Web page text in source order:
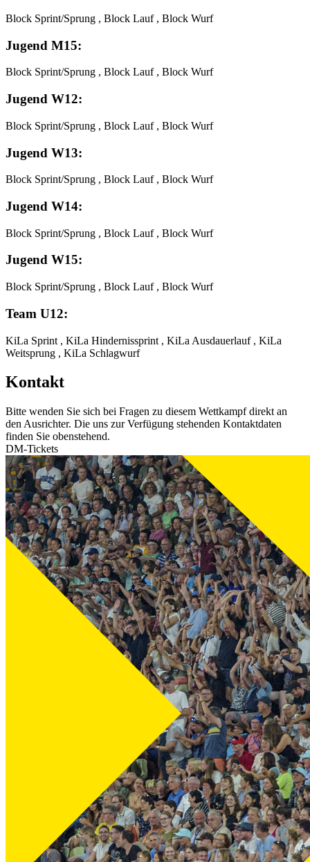
Block Sprint/Sprung , Block Lauf , Block Wurf
Jugend M15:
Block Sprint/Sprung , Block Lauf , Block Wurf
Jugend W12:
Block Sprint/Sprung , Block Lauf , Block Wurf
Jugend W13:
Block Sprint/Sprung , Block Lauf , Block Wurf
Jugend W14:
Block Sprint/Sprung , Block Lauf , Block Wurf
Jugend W15:
Block Sprint/Sprung , Block Lauf , Block Wurf
Team U12:
KiLa Sprint , KiLa Hindernissprint , KiLa Ausdauerlauf , KiLa
Weitsprung , KiLa Schlagwurf
Kontakt
Bitte wenden Sie sich bei Fragen zu diesem Wettkampf direkt an
den Ausrichter. Die uns zur Verfügung stehenden Kontaktdaten
finden Sie obenstehend.
DM-Tickets